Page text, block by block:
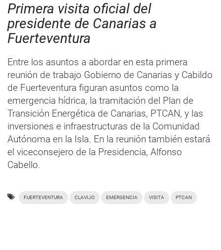
Primera visita oficial del
presidente de Canarias a
Fuerteventura
Entre los asuntos a abordar en esta primera
reunión de trabajo Gobierno de Canarias y Cabildo
de Fuerteventura figuran asuntos como la
emergencia hídrica, la tramitación del Plan de
Transición Energética de Canarias, PTCAN, y las
inversiones e infraestructuras de la Comunidad
Autónoma en la Isla. En la reunión también estará
el viceconsejero de la Presidencia, Alfonso
Cabello.
FUERTEVENTURA CLAVIJO EMERGENCIA VISITA PTCAN